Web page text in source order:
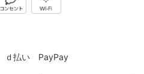
ｄ払い PayPay